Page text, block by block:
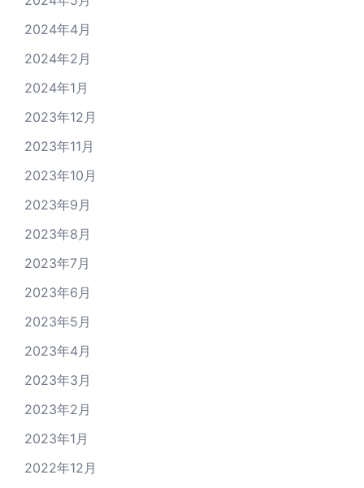
2024年4月
2024年2月
2024年1月
2023年12月
2023年11月
2023年10月
2023年9月
2023年8月
2023年7月
2023年6月
2023年5月
2023年4月
2023年3月
2023年2月
2023年1月
2022年12月